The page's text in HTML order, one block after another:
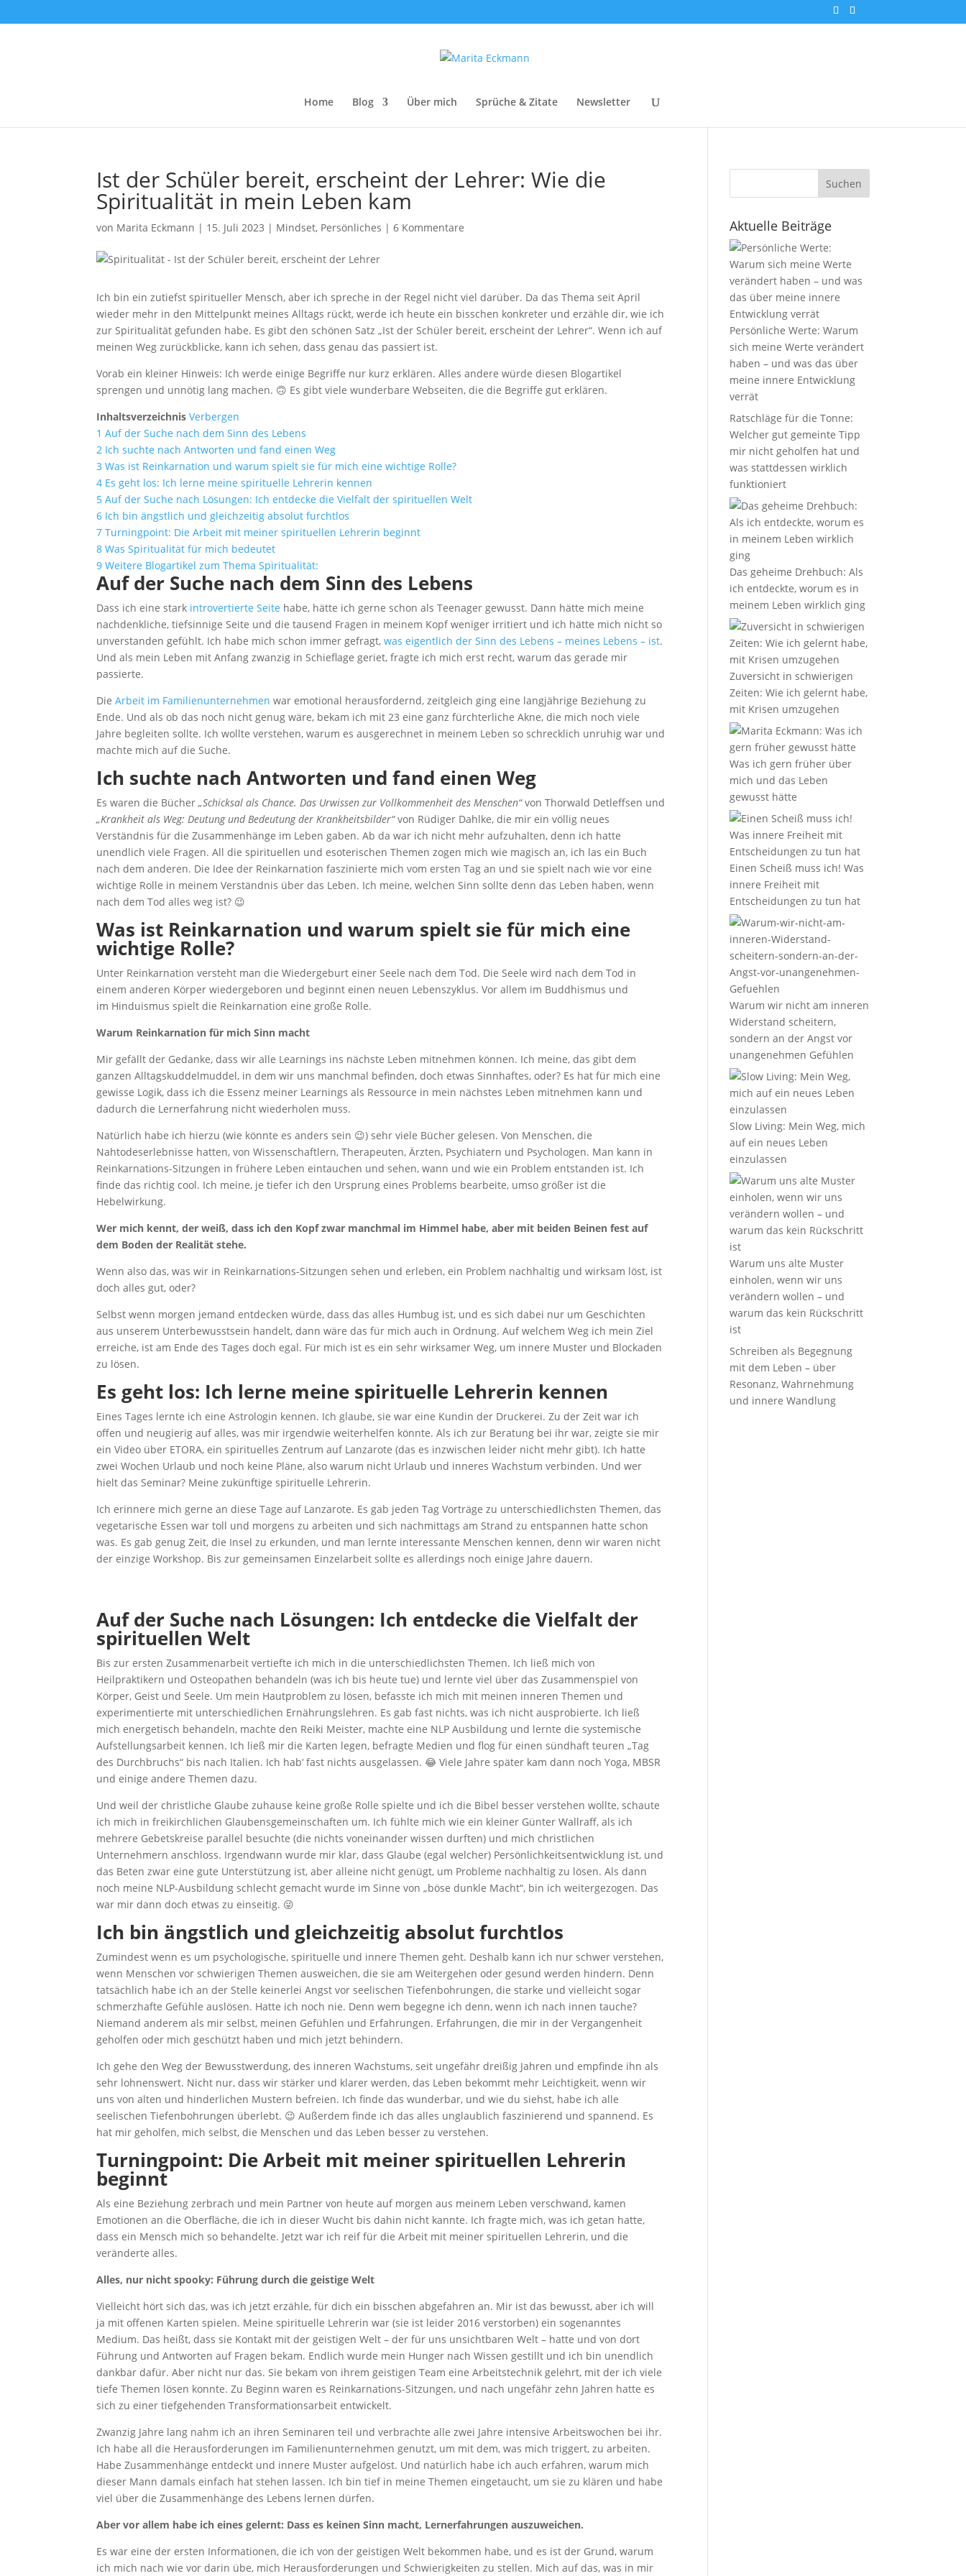
Home Blog Über mich Sprüche & Zitate Newsletter
Ist der Schüler bereit, erscheint der Lehrer: Wie die
Spiritualität in mein Leben kam
von Marita Eckmann | 15. Juli 2023 | Mindset, Persönliches |6 Kommentare
Ich bin ein zutiefst spiritueller Mensch, aber ich spreche in der Regel nicht viel darüber. Da das Thema seit April
wieder mehr in den Mittelpunkt meines Alltags rückt, werde ich heute ein bisschen konkreter und erzähle dir, wie ich
zur Spiritualität gefunden habe. Es gibt den schönen Satz „Ist der Schüler bereit, erscheint der Lehrer“. Wenn ich auf
meinen Weg zurückblicke, kann ich sehen, dass genau das passiert ist.
Vorab ein kleiner Hinweis: Ich werde einige Begriffe nur kurz erklären. Alles andere würde diesen Blogartikel
sprengen und unnötig lang machen. 🙃 Es gibt viele wunderbare Webseiten, die die Begriffe gut erklären.
Inhaltsverzeichnis Verbergen
1 Auf der Suche nach dem Sinn des Lebens
2 Ich suchte nach Antworten und fand einen Weg
3 Was ist Reinkarnation und warum spielt sie für mich eine wichtige Rolle?
4 Es geht los: Ich lerne meine spirituelle Lehrerin kennen
5 Auf der Suche nach Lösungen: Ich entdecke die Vielfalt der spirituellen Welt
6 Ich bin ängstlich und gleichzeitig absolut furchtlos
7 Turningpoint: Die Arbeit mit meiner spirituellen Lehrerin beginnt
8 Was Spiritualität für mich bedeutet
9 Weitere Blogartikel zum Thema Spiritualität:
Auf der Suche nach dem Sinn des Lebens
Dass ich eine stark introvertierte Seite habe, hätte ich gerne schon als Teenager gewusst. Dann hätte mich meine
nachdenkliche, tiefsinnige Seite und die tausend Fragen in meinem Kopf weniger irritiert und ich hätte mich nicht so
unverstanden gefühlt. Ich habe mich schon immer gefragt,was eigentlich der Sinn des Lebens – meines Lebens – ist.
Und als mein Leben mit Anfang zwanzig in Schieflage geriet, fragte ich mich erst recht, warum das gerade mir
passierte.
Die Arbeit im Familienunternehmen war emotional herausfordernd, zeitgleich ging eine langjährige Beziehung zu
Ende. Und als ob das noch nicht genug wäre, bekam ich mit 23 eine ganz fürchterliche Akne, die mich noch viele
Jahre begleiten sollte. Ich wollte verstehen, warum es ausgerechnet in meinem Leben so schrecklich unruhig war und
machte mich auf die Suche.
Ich suchte nach Antworten und fand einen Weg
Es waren die Bücher„Schicksal als Chance. Das Urwissen zur Vollkommenheit des Menschen“von Thorwald Detleffsen und
„Krankheit als Weg: Deutung und Bedeutung der Krankheitsbilder“von Rüdiger Dahlke, die mir ein völlig neues
Verständnis für die Zusammenhänge im Leben gaben. Ab da war ich nicht mehr aufzuhalten, denn ich hatte
unendlich viele Fragen. All die spirituellen und esoterischen Themen zogen mich wie magisch an, ich las ein Buch
nach dem anderen. Die Idee der Reinkarnation faszinierte mich vom ersten Tag an und sie spielt nach wie vor eine
wichtige Rolle in meinem Verständnis über das Leben. Ich meine, welchen Sinn sollte denn das Leben haben, wenn
nach dem Tod alles weg ist? 😉
Was ist Reinkarnation und warum spielt sie für mich eine
wichtige Rolle?
Unter Reinkarnation versteht man die Wiedergeburt einer Seele nach dem Tod. Die Seele wird nach dem Tod in
einem anderen Körper wiedergeboren und beginnt einen neuen Lebenszyklus. Vor allem im Buddhismus und
im Hinduismus spielt die Reinkarnation eine große Rolle.
Warum Reinkarnation für mich Sinn macht
Mir gefällt der Gedanke, dass wir alle Learnings ins nächste Leben mitnehmen können. Ich meine, das gibt dem
ganzen Alltagskuddelmuddel, in dem wir uns manchmal befinden, doch etwas Sinnhaftes, oder? Es hat für mich eine
gewisse Logik, dass ich die Essenz meiner Learnings als Ressource in mein nächstes Leben mitnehmen kann und
dadurch die Lernerfahrung nicht wiederholen muss.
Natürlich habe ich hierzu (wie könnte es anders sein 😉) sehr viele Bücher gelesen. Von Menschen, die
Nahtodeserlebnisse hatten, von Wissenschaftlern, Therapeuten, Ärzten, Psychiatern und Psychologen. Man kann in
Reinkarnations-Sitzungen in frühere Leben eintauchen und sehen, wann und wie ein Problem entstanden ist. Ich
finde das richtig cool. Ich meine, je tiefer ich den Ursprung eines Problems bearbeite, umso größer ist die
Hebelwirkung.
Wer mich kennt, der weiß, dass ich den Kopf zwar manchmal im Himmel habe, aber mit beiden Beinen fest auf
dem Boden der Realität stehe.
Wenn also das, was wir in Reinkarnations-Sitzungen sehen und erleben, ein Problem nachhaltig und wirksam löst, ist
doch alles gut, oder?
Selbst wenn morgen jemand entdecken würde, dass das alles Humbug ist, und es sich dabei nur um Geschichten
aus unserem Unterbewusstsein handelt, dann wäre das für mich auch in Ordnung. Auf welchem Weg ich mein Ziel
erreiche, ist am Ende des Tages doch egal. Für mich ist es ein sehr wirksamer Weg, um innere Muster und Blockaden
zu lösen.
Es geht los: Ich lerne meine spirituelle Lehrerin kennen
Eines Tages lernte ich eine Astrologin kennen. Ich glaube, sie war eine Kundin der Druckerei. Zu der Zeit war ich
offen und neugierig auf alles, was mir irgendwie weiterhelfen könnte. Als ich zur Beratung bei ihr war, zeigte sie mir
ein Video über ETORA, ein spirituelles Zentrum auf Lanzarote (das es inzwischen leider nicht mehr gibt). Ich hatte
zwei Wochen Urlaub und noch keine Pläne, also warum nicht Urlaub und inneres Wachstum verbinden. Und wer
hielt das Seminar? Meine zukünftige spirituelle Lehrerin.
Ich erinnere mich gerne an diese Tage auf Lanzarote. Es gab jeden Tag Vorträge zu unterschiedlichsten Themen, das
vegetarische Essen war toll und morgens zu arbeiten und sich nachmittags am Strand zu entspannen hatte schon
was. Es gab genug Zeit, die Insel zu erkunden, und man lernte interessante Menschen kennen, denn wir waren nicht
der einzige Workshop. Bis zur gemeinsamen Einzelarbeit sollte es allerdings noch einige Jahre dauern.
Auf der Suche nach Lösungen: Ich entdecke die Vielfalt der
spirituellen Welt
Bis zur ersten Zusammenarbeit vertiefte ich mich in die unterschiedlichsten Themen. Ich ließ mich von
Heilpraktikern und Osteopathen behandeln (was ich bis heute tue) und lernte viel über das Zusammenspiel von
Körper, Geist und Seele. Um mein Hautproblem zu lösen, befasste ich mich mit meinen inneren Themen und
experimentierte mit unterschiedlichen Ernährungslehren. Es gab fast nichts, was ich nicht ausprobierte. Ich ließ
mich energetisch behandeln, machte den Reiki Meister, machte eine NLP Ausbildung und lernte die systemische
Aufstellungsarbeit kennen. Ich ließ mir die Karten legen, befragte Medien und flog für einen sündhaft teuren „Tag
des Durchbruchs“ bis nach Italien. Ich hab‘ fast nichts ausgelassen. 😂 Viele Jahre später kam dann noch Yoga, MBSR
und einige andere Themen dazu.
Und weil der christliche Glaube zuhause keine große Rolle spielte und ich die Bibel besser verstehen wollte, schaute
ich mich in freikirchlichen Glaubensgemeinschaften um. Ich fühlte mich wie ein kleiner Günter Wallraff, als ich
mehrere Gebetskreise parallel besuchte (die nichts voneinander wissen durften) und mich christlichen
Unternehmern anschloss. Irgendwann wurde mir klar, dass Glaube (egal welcher) Persönlichkeitsentwicklung ist, und
das Beten zwar eine gute Unterstützung ist, aber alleine nicht genügt, um Probleme nachhaltig zu lösen. Als dann
noch meine NLP-Ausbildung schlecht gemacht wurde im Sinne von „böse dunkle Macht“, bin ich weitergezogen. Das
war mir dann doch etwas zu einseitig. 😜
Ich bin ängstlich und gleichzeitig absolut furchtlos
Zumindest wenn es um psychologische, spirituelle und innere Themen geht. Deshalb kann ich nur schwer verstehen,
wenn Menschen vor schwierigen Themen ausweichen, die sie am Weitergehen oder gesund werden hindern. Denn
tatsächlich habe ich an der Stelle keinerlei Angst vor seelischen Tiefenbohrungen, die starke und vielleicht sogar
schmerzhafte Gefühle auslösen. Hatte ich noch nie. Denn wem begegne ich denn, wenn ich nach innen tauche?
Niemand anderem als mir selbst, meinen Gefühlen und Erfahrungen. Erfahrungen, die mir in der Vergangenheit
geholfen oder mich geschützt haben und mich jetzt behindern.
Ich gehe den Weg der Bewusstwerdung, des inneren Wachstums, seit ungefähr dreißig Jahren und empfinde ihn als
sehr lohnenswert. Nicht nur, dass wir stärker und klarer werden, das Leben bekommt mehr Leichtigkeit, wenn wir
uns von alten und hinderlichen Mustern befreien. Ich finde das wunderbar, und wie du siehst, habe ich alle
seelischen Tiefenbohrungen überlebt. 😉 Außerdem finde ich das alles unglaublich faszinierend und spannend. Es
hat mir geholfen, mich selbst, die Menschen und das Leben besser zu verstehen.
Turningpoint: Die Arbeit mit meiner spirituellen Lehrerin
beginnt
Als eine Beziehung zerbrach und mein Partner von heute auf morgen aus meinem Leben verschwand, kamen
Emotionen an die Oberfläche, die ich in dieser Wucht bis dahin nicht kannte. Ich fragte mich, was ich getan hatte,
dass ein Mensch mich so behandelte. Jetzt war ich reif für die Arbeit mit meiner spirituellen Lehrerin, und die
veränderte alles.
Alles, nur nicht spooky: Führung durch die geistige Welt
Vielleicht hört sich das, was ich jetzt erzähle, für dich ein bisschen abgefahren an. Mir ist das bewusst, aber ich will
ja mit offenen Karten spielen. Meine spirituelle Lehrerin war (sie ist leider 2016 verstorben) ein sogenanntes
Medium. Das heißt, dass sie Kontakt mit der geistigen Welt – der für uns unsichtbaren Welt – hatte und von dort
Führung und Antworten auf Fragen bekam. Endlich wurde mein Hunger nach Wissen gestillt und ich bin unendlich
dankbar dafür. Aber nicht nur das. Sie bekam von ihrem geistigen Team eine Arbeitstechnik gelehrt, mit der ich viele
tiefe Themen lösen konnte. Zu Beginn waren es Reinkarnations-Sitzungen, und nach ungefähr zehn Jahren hatte es
sich zu einer tiefgehenden Transformationsarbeit entwickelt.
Zwanzig Jahre lang nahm ich an ihren Seminaren teil und verbrachte alle zwei Jahre intensive Arbeitswochen bei ihr.
Ich habe all die Herausforderungen im Familienunternehmen genutzt, um mit dem, was mich triggert, zu arbeiten.
Habe Zusammenhänge entdeckt und innere Muster aufgelöst. Und natürlich habe ich auch erfahren, warum mich
dieser Mann damals einfach hat stehen lassen. Ich bin tief in meine Themen eingetaucht, um sie zu klären und habe
viel über die Zusammenhänge des Lebens lernen dürfen.
Aber vor allem habe ich eines gelernt: Dass es keinen Sinn macht, Lernerfahrungen auszuweichen.
Es war eine der ersten Informationen, die ich von der geistigen Welt bekommen habe, und es ist der Grund, warum
ich mich nach wie vor darin übe, mich Herausforderungen und Schwierigkeiten zu stellen. Mich auf das, was in mir
Suchen
Aktuelle Beiträge
Persönliche Werte: Warum
sich meine Werte verändert
haben – und was das über
meine innere Entwicklung
verrät
Ratschläge für die Tonne:
Welcher gut gemeinte Tipp
mir nicht geholfen hat und
was stattdessen wirklich
funktioniert
Das geheime Drehbuch: Als
ich entdeckte, worum es in
meinem Leben wirklich ging
Zuversicht in schwierigen
Zeiten: Wie ich gelernt habe,
mit Krisen umzugehen
Was ich gern früher über
mich und das Leben
gewusst hätte
Einen Scheiß muss ich! Was
innere Freiheit mit
Entscheidungen zu tun hat
Warum wir nicht am inneren
Widerstand scheitern,
sondern an der Angst vor
unangenehmen Gefühlen
Slow Living: Mein Weg, mich
auf ein neues Leben
einzulassen
Warum uns alte Muster
einholen, wenn wir uns
verändern wollen – und
warum das kein Rückschritt
ist
Schreiben als Begegnung
mit dem Leben – über
Resonanz, Wahrnehmung
und innere Wandlung